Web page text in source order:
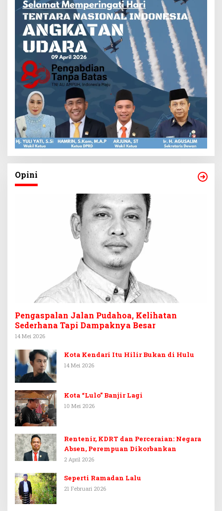
Opini
Pengaspalan Jalan Pudahoa, Kelihatan
Sederhana Tapi Dampaknya Besar
14 Mei 2026
Kota Kendari Itu Hilir Bukan di Hulu
14 Mei 2026
Kota “Lulo” Banjir Lagi
10 Mei 2026
Rentenir, KDRT dan Perceraian: Negara
Absen, Perempuan Dikorbankan
2 April 2026
Seperti Ramadan Lalu
21 Februari 2026